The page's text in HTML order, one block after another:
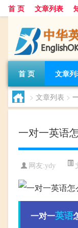
首 页 文章列表
首 页 文章
> 文章列表 >
一对一英语
网友:ydy
一对一英语